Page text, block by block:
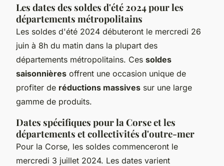
Les dates des soldes d'été 2024 pour les
départements métropolitains
Les soldes d'été 2024 débuteront le mercredi 26
juin à 8h du matin dans la plupart des
départements métropolitains. Ces soldes
saisonnières offrent une occasion unique de
profiter de réductions massives sur une large
gamme de produits.
Dates spécifiques pour la Corse et les
départements et collectivités d'outre-mer
Pour la Corse, les soldes commenceront le
mercredi 3 juillet 2024. Les dates varient